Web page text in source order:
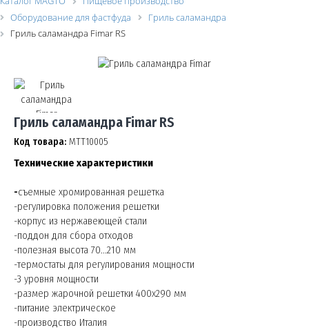
Оборудование для фастфуда
Гриль саламандра
Гриль саламандра Fimar RS
Гриль саламандра Fimar RS
Код товара: МТТ10005
Технические характеристики
-съемные хромированная решетка
-регулировка положения решетки
-корпус из нержавеющей стали
-поддон для сбора отходов
-полезная высота 70...210 мм
-термостаты для регулирования мощности
-3 уровня мощности
-размер жарочной решетки 400x290 мм
-питание электрическое
-производство Италия